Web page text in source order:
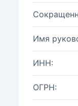
Имя
ИНН:
ОГРН: